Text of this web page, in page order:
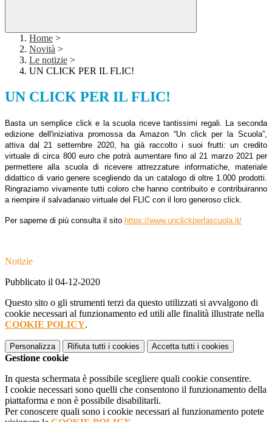
Home >
Novità >
Le notizie >
UN CLICK PER IL FLIC!
UN CLICK PER IL FLIC!
Basta un semplice click e la scuola riceve tantissimi regali. La seconda
edizione dell'iniziativa promossa da Amazon “Un click per la Scuola”,
attiva dal 21 settembre 2020, ha già raccolto i suoi frutti: un credito
virtuale di circa 800 euro che potrà aumentare fino al 21 marzo 2021 per
permettere alla scuola di ricevere attrezzature informatiche, materiale
didattico di vario genere scegliendo da un catalogo di oltre 1.000 prodotti.
Ringraziamo vivamente tutti coloro che hanno contribuito e contribuiranno
a riempire il salvadanaio virtuale del FLIC con il loro generoso click.
Per saperne di più consulta il sito https://www.unclickperlascuola.it/
Notizie
Pubblicato il 04-12-2020
Questo sito o gli strumenti terzi da questo utilizzati si avvalgono di
cookie necessari al funzionamento ed utili alle finalità illustrate nella
COOKIE POLICY.
Personalizza Rifiuta tutti i cookies Accetta tutti i cookies
Gestione cookie
In questa schermata è possibile scegliere quali cookie consentire.
I cookie necessari sono quelli che consentono il funzionamento della
piattaforma e non è possibile disabilitarli.
Per conoscere quali sono i cookie necessari al funzionamento potete